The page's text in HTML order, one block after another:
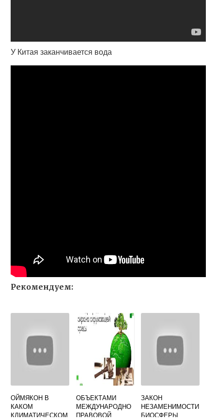
У Китая заканчивается вода
Рекомендуем:
ОЙМЯКОН В
КАКОМ
КЛИМАТИЧЕСКОМ
ОБЪЕКТАМИ
МЕЖДУНАРОДНО
ПРАВОВОЙ
ЗАКОН
НЕЗАМЕНИМОСТИ
БИОСФЕРЫ